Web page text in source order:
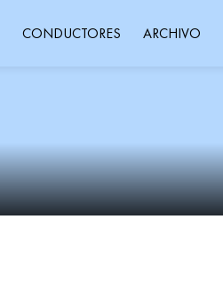
CONDUCTORES ARCHIVO